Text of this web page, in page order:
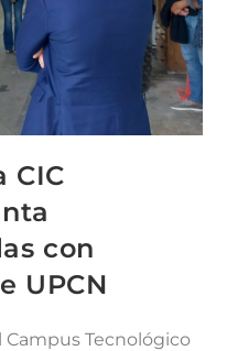
CIC
con
UPCN
Campus Tecnológico